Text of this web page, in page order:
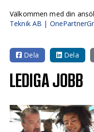
Välkommen med din
Teknik AB |
Dela Dela
LEDIGA JOBB